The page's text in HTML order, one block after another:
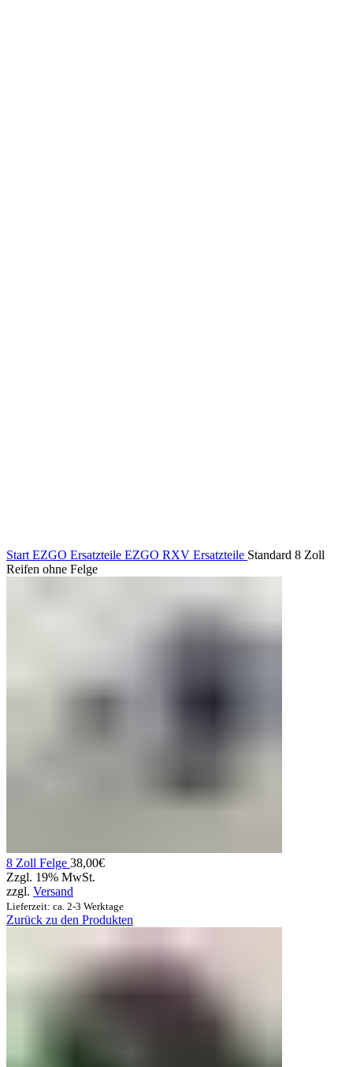
Start EZGO Ersatzteile EZGO RXV Ersatzteile Standard 8 Zoll
Reifen ohne Felge
8 Zoll Felge 38,00€
Zzgl. 19% MwSt.
zzgl. Versand
Lieferzeit: ca. 2-3 Werktage
Zurück zu den Produkten